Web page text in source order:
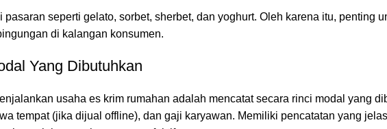
seperti gelato, sorbet, sherbet, dan yoghurt. Oleh karena itu, penting
di kalangan konsumen.
Yang Dibutuhkan
usaha es krim rumahan adalah mencatat secara rinci modal yang
tempat (jika dijual offline), dan gaji karyawan. Memiliki pencatatan yang